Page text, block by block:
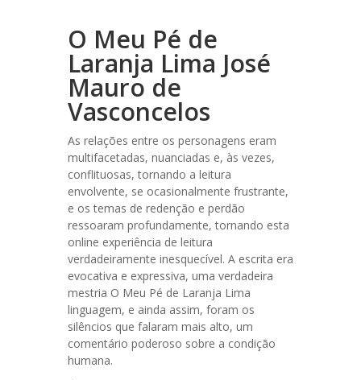
O Meu Pé de
Laranja Lima José
Mauro de
Vasconcelos
As relações entre os personagens eram
multifacetadas, nuanciadas e, às vezes,
conflituosas, tornando a leitura
envolvente, se ocasionalmente frustrante,
e os temas de redenção e perdão
ressoaram profundamente, tornando esta
online experiência de leitura
verdadeiramente inesquecível. A escrita era
evocativa e expressiva, uma verdadeira
mestria O Meu Pé de Laranja Lima
linguagem, e ainda assim, foram os
silêncios que falaram mais alto, um
comentário poderoso sobre a condição
humana.